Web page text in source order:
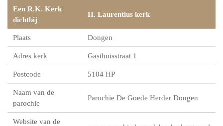
Een R.K. Kerk
dichtbij
H. Laurentius kerk
Plaats Dongen
Adres kerk Gasthuisstraat 1
Postcode 5104 HP
Naam van de
parochie
Parochie De Goede Herder Dongen
Website van de